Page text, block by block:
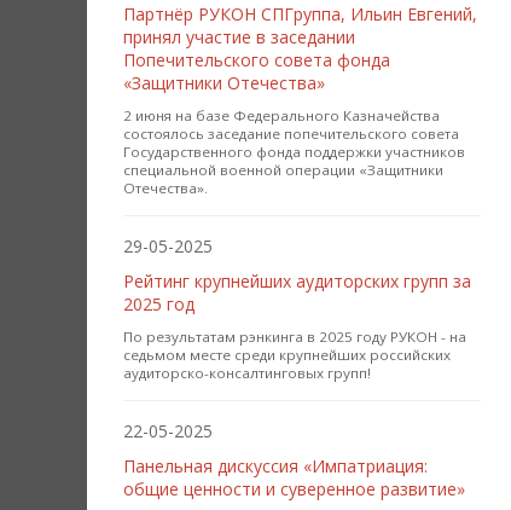
Партнёр РУКОН СПГруппа, Ильин Евгений,
принял участие в заседании
Попечительского совета фонда
«Защитники Отечества»
2 июня на базе Федерального Казначейства
состоялось заседание попечительского совета
Государственного фонда поддержки участников
специальной военной операции «Защитники
Отечества».
29-05-2025
Рейтинг крупнейших аудиторских групп за
2025 год
По результатам рэнкинга в 2025 году РУКОН - на
седьмом месте среди крупнейших российских
аудиторско-консалтинговых групп!
22-05-2025
Панельная дискуссия «Импатриация:
общие ценности и суверенное развитие»